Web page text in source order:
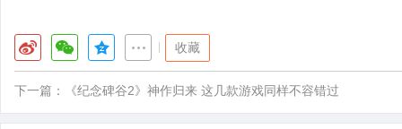
收藏
下一篇： 《纪念碑谷2》神作归来 这几款游戏同样不容错过